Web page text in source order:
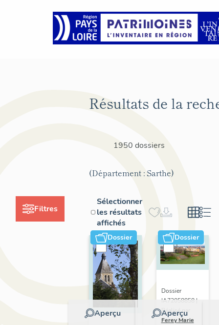
Filtres
Résultats de la
1950 dossiers
(Département : Sarthe)
Sélectionner
les résultats
affichés
Dossier
Aperçu
Dossier
Aperçu
Dossier
IA72058858 |
Réalisé par
Ferey Marie